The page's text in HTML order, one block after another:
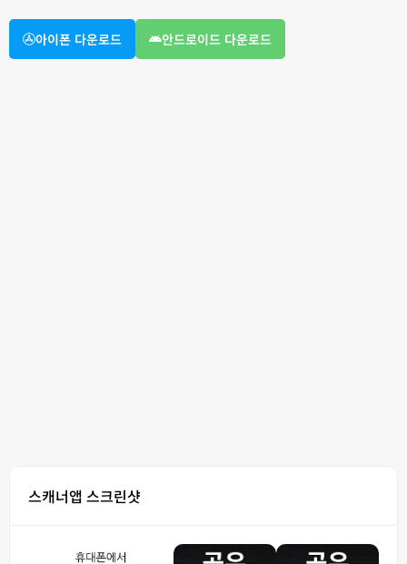
아이폰 다운로드 안드로이드 다운로드
스캐너앱 스크린샷